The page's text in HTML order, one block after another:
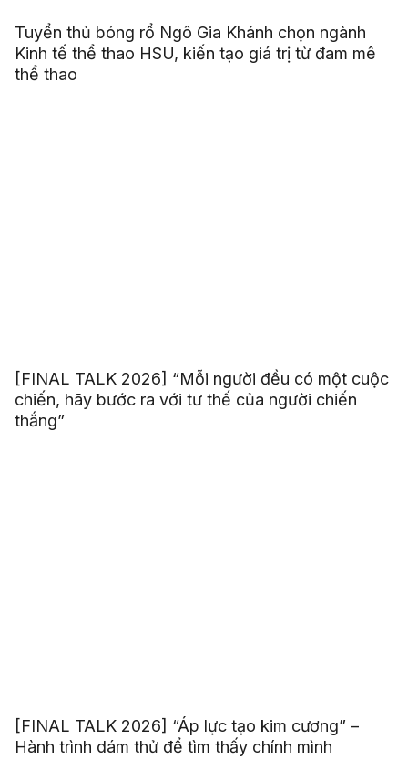
Tuyển thủ bóng rổ Ngô Gia Khánh chọn ngành
Kinh tế thể thao HSU, kiến tạo giá trị từ đam mê
thể thao
[FINAL TALK 2026] “Mỗi người đều có một cuộc
chiến, hãy bước ra với tư thế của người chiến
thắng”
[FINAL TALK 2026] “Áp lực tạo kim cương” –
Hành trình dám thử để tìm thấy chính mình